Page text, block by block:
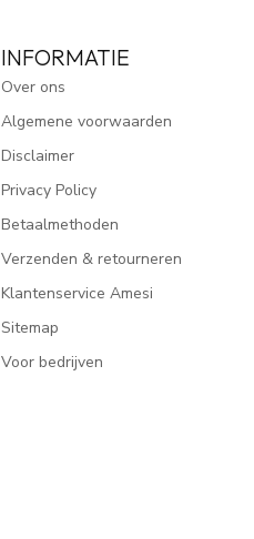
INFORMATIE
Over ons
Algemene voorwaarden
Disclaimer
Privacy Policy
Betaalmethoden
Verzenden & retourneren
Klantenservice Amesi
Sitemap
Voor bedrijven